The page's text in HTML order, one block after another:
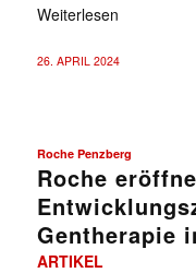
Weiterlesen
26. APRIL 2024
Roche Penzberg
Roche
Gentherapie
ARTIKEL